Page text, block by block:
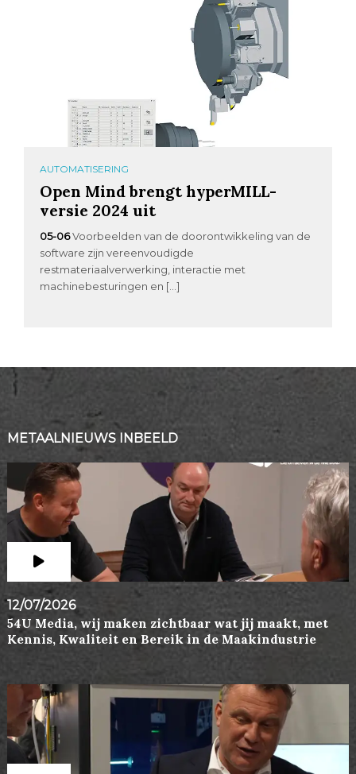
AUTOMATISERING
Open Mind brengt hyperMILL-
versie 2024 uit
05-06Voorbeelden van de doorontwikkeling van de
software zijn vereenvoudigde
restmateriaalverwerking, interactie met
machinebesturingen en […]
METAALNIEUWS INBEELD
12/07/2026
54U Media, wij maken zichtbaar wat jij maakt, met
Kennis, Kwaliteit en Bereik in de Maakindustrie